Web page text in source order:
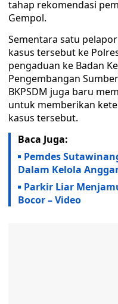
tahap rekomendasi
Gempol. ‎
Sementara satu
kasus tersebut ke
pengaduan ke Badan
Pengembangan
BKPSDM juga baru
untuk memberikan
kasus tersebut. ‎
Baca Juga:
Pemdes
Dalam Kelola
Parkir Liar
Bocor – Video